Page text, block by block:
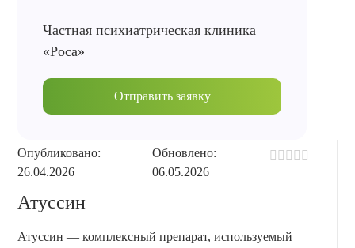
Опубликовано:
26.04.2026
Обновлено:
06.05.2026
Атуссин
Атуссин — комплексный препарат, используемый
Частная психиатрическая клиника
«Роса»
Отправить заявку